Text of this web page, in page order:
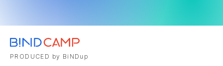
PRODUCED by BiNDup